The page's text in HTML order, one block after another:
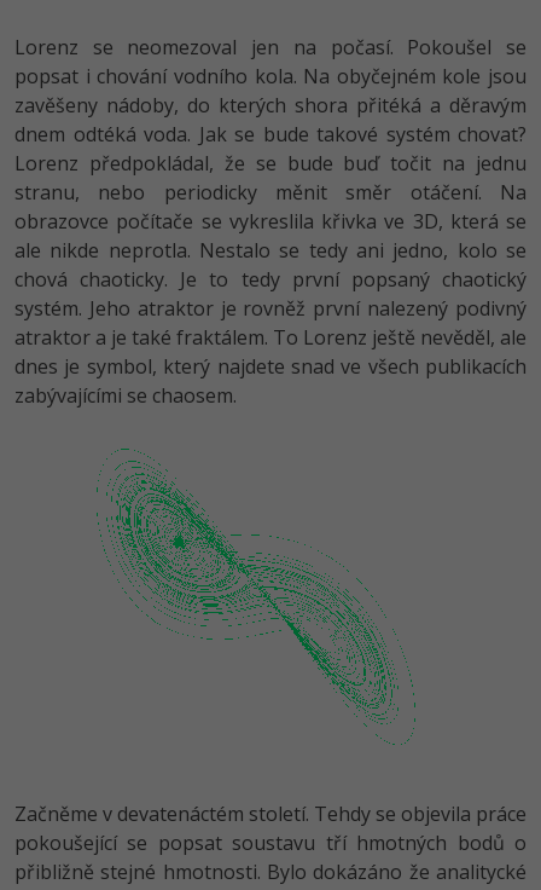
Lorenz se neomezoval jen na počasí. Pokoušel se
popsat i chování vodního kola. Na obyčejném kole jsou
zavěšeny nádoby, do kterých shora přitéká a děravým
dnem odtéká voda. Jak se bude takové systém chovat?
Lorenz předpokládal, že se bude buď točit na jednu
stranu, nebo periodicky měnit směr otáčení. Na
obrazovce počítače se vykreslila křivka ve 3D, která se
ale nikde neprotla. Nestalo se tedy ani jedno, kolo se
chová chaoticky. Je to tedy první popsaný chaotický
systém. Jeho atraktor je rovněž první nalezený podivný
atraktor a je také fraktálem. To Lorenz ještě nevěděl, ale
dnes je symbol, který najdete snad ve všech publikacích
zabývajícími se chaosem.
Začněme v devatenáctém století. Tehdy se objevila práce
pokoušející se popsat soustavu tří hmotných bodů o
přibližně stejné hmotnosti. Bylo dokázáno že analitycké